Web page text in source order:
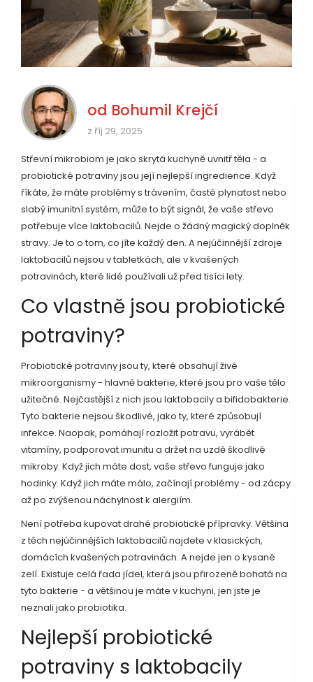
od Bohumil Krejčí
z říj 29, 2025
Střevní mikrobiom je jako skrytá kuchyně uvnitř těla - a
probiotické potraviny jsou její nejlepší ingredience. Když
říkáte, že máte problémy s trávením, časté plynatost nebo
slabý imunitní systém, může to být signál, že vaše střevo
potřebuje více laktobacilů. Nejde o žádný magický doplněk
stravy. Je to o tom, co jíte každý den. A nejúčinnější zdroje
laktobacilů nejsou v tabletkách, ale v kvašených
potravinách, které lidé používali už před tisíci lety.
Co vlastně jsou probiotické
potraviny?
Probiotické potraviny jsou ty, které obsahují živé
mikroorganismy - hlavně bakterie, které jsou pro vaše tělo
užitečné. Nejčastější z nich jsou laktobacily a bifidobakterie.
Tyto bakterie nejsou škodlivé, jako ty, které způsobují
infekce. Naopak, pomáhají rozložit potravu, vyrábět
vitamíny, podporovat imunitu a držet na uzdě škodlivé
mikroby. Když jich máte dost, vaše střevo funguje jako
hodinky. Když jich máte málo, začínají problémy - od zácpy
až po zvýšenou náchylnost k alergiím.
Není potřeba kupovat drahé probiotické přípravky. Většina
z těch nejúčinnějších laktobacilů najdete v klasických,
domácích kvašených potravinách. A nejde jen o kysané
zelí. Existuje celá řada jídel, která jsou přirozeně bohatá na
tyto bakterie - a většinou je máte v kuchyni, jen jste je
neznali jako probiotika.
Nejlepší probiotické
potraviny s laktobacily